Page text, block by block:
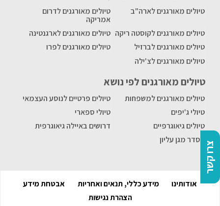
צרו קשר
טיולים מאורגנים לארה"ב
טיולים מאורגנים לדרום
אמריקה
טיולים מאורגנים לקוסטה ריקה טיולים מאורגנים לארגנטינה
טיולים מאורגנים לברזיל
טיולים מאורגנים לפרו
טיולים מאורגנים לצ'ילה
טיולים מאורגנים לפי נושא
טיולים מאורגנים למשפחות
טיולים פרטיים לנוסע העצמאי
טיולי ג'יפים
טיולי ספארי
טיולים גיאוגרפיים
דרושים באיילה גיאוגרפית
הסדר מגן עליון
אודותינו מידע כללי, תנאים ואחריות
אבטחת מידע
הצהרת נגישות